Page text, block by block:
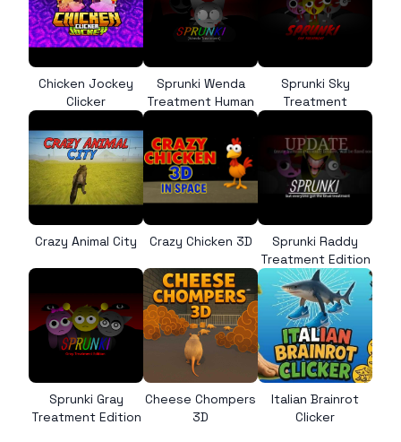
Chicken Jockey
Clicker
Sprunki Wenda
Treatment Human
Sprunki Sky
Treatment
Crazy Animal City Crazy Chicken 3D
Sprunki Raddy
Treatment Edition
Sprunki Gray
Treatment Edition
Cheese Chompers
3D
Italian Brainrot
Clicker